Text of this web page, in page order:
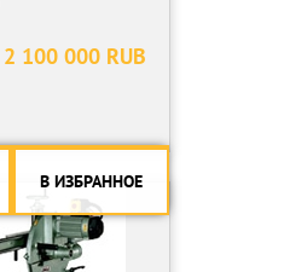
2 100 000 RUB
В ИЗБРАННОЕ